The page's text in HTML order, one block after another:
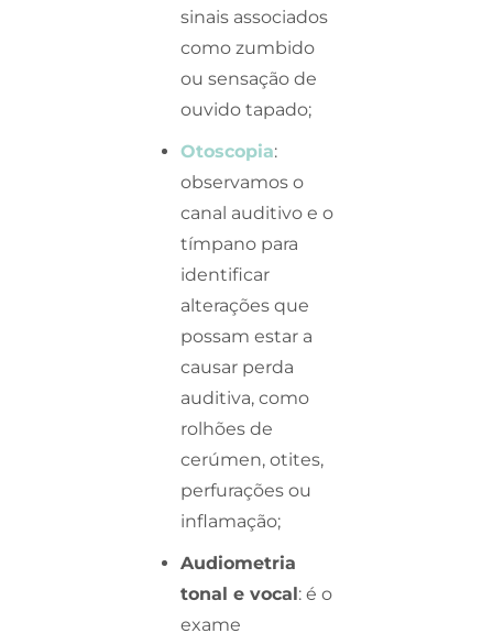
sinais associados
como zumbido
ou sensação de
ouvido tapado;
Otoscopia:
observamos o
canal auditivo e o
tímpano para
identificar
alterações que
possam estar a
causar perda
auditiva, como
rolhões de
cerúmen, otites,
perfurações ou
inflamação;
Audiometria
tonal e vocal: é o
exame